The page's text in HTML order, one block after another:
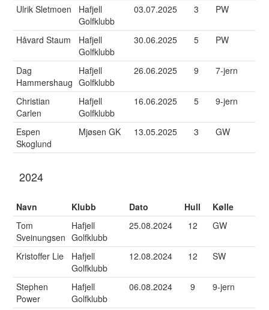
Ulrik Sletmoen
Hafjell
Golfklubb
03.07.2025 3 PW
Håvard Staum
Hafjell
Golfklubb
30.06.2025 5 PW
Dag
Hammershaug
Hafjell
Golfklubb
26.06.2025 9 7-jern
Christian
Carlen
Hafjell
Golfklubb
16.06.2025 5 9-jern
Espen
Skoglund
Mjøsen GK 13.05.2025 3 GW
2024
Navn Klubb Dato Hull
Kølle
Tom
Sveinungsen
Hafjell
Golfklubb
25.08.2024 12 GW
Kristoffer Lie
Hafjell
Golfklubb
12.08.2024 12 SW
Stephen
Power
Hafjell
Golfklubb
06.08.2024 9 9-jern